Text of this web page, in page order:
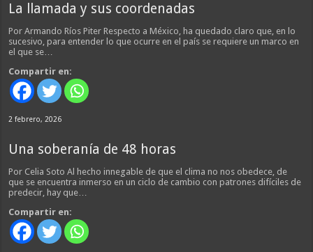
La llamada y sus coordenadas
Por Armando Ríos Piter Respecto a México, ha quedado claro que, en lo
sucesivo, para entender lo que ocurre en el país se requiere un marco en
el que se…
Compartir en:
2 febrero, 2026
Una soberanía de 48 horas
Por Celia Soto Al hecho innegable de que el clima no nos obedece, de
que se encuentra inmerso en un ciclo de cambio con patrones difíciles de
predecir, hay que…
Compartir en: